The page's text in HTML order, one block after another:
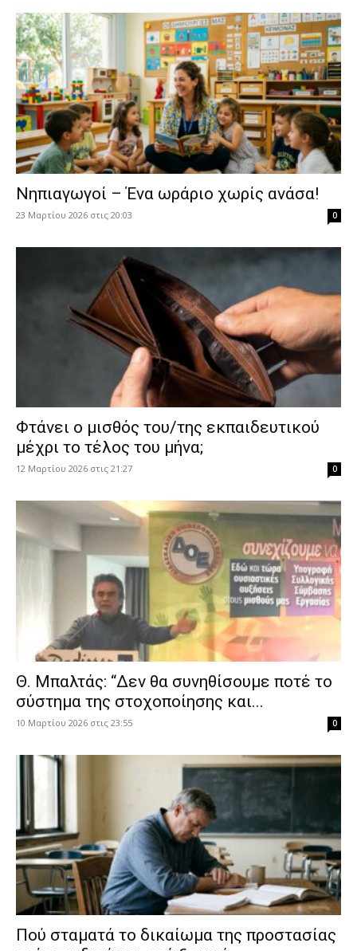
Νηπιαγωγοί – Ένα ωράριο χωρίς ανάσα!
23 Μαρτίου 2026 στις 20:03 0
Φτάνει ο μισθός του/της εκπαιδευτικού
μέχρι το τέλος του μήνα;
12 Μαρτίου 2026 στις 21:27 0
Θ. Μπαλτάς: “Δεν θα συνηθίσουμε ποτέ το
σύστημα της στοχοποίησης και...
10 Μαρτίου 2026 στις 23:55 0
Πού σταματά το δικαίωμα της προστασίας